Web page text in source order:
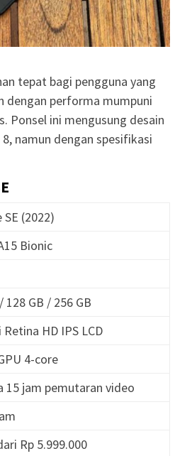
tepat bagi pengguna yang
dengan performa mumpuni
Ponsel ini mengusung desain
namun dengan spesifikasi
SE (2022)
Bionic
128 GB / 256 GB
Retina HD IPS LCD
4-core
15 jam pemutaran video
Rp 5.999.000